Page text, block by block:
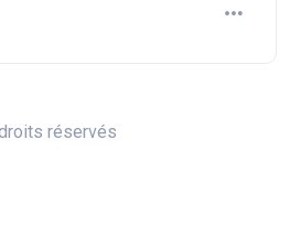
réservés